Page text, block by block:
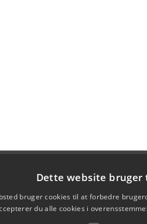
Dette website bruger
bruger cookies til at forbedre
du alle cookies i